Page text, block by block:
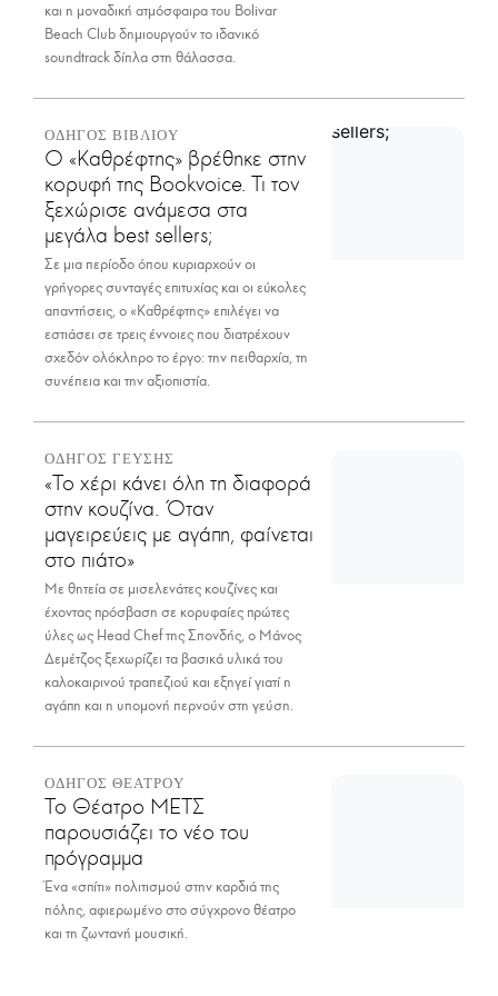
και η μοναδική ατμόσφαιρα του Bolivar
Beach Club δημιουργούν το ιδανικό
soundtrack δίπλα στη θάλασσα.
ΟΔΗΓΟΣ ΒΙΒΛΙΟΥ
Ο «Καθρέφτης» βρέθηκε στην
κορυφή της Bookvoice. Τι τον
ξεχώρισε ανάμεσα στα
μεγάλα best sellers;
Σε μια περίοδο όπου κυριαρχούν οι
γρήγορες συνταγές επιτυχίας και οι εύκολες
απαντήσεις, ο «Καθρέφτης» επιλέγει να
εστιάσει σε τρεις έννοιες που διατρέχουν
σχεδόν ολόκληρο το έργο: την πειθαρχία, τη
συνέπεια και την αξιοπιστία.
ΟΔΗΓΟΣ ΓΕΥΣΗΣ
«Το χέρι κάνει όλη τη διαφορά
στην κουζίνα. Όταν
μαγειρεύεις με αγάπη, φαίνεται
στο πιάτο»
Με θητεία σε μισελενάτες κουζίνες και
έχοντας πρόσβαση σε κορυφαίες πρώτες
ύλες ως Head Chef της Σπονδής, ο Μάνος
Δεμέτζος ξεχωρίζει τα βασικά υλικά του
καλοκαιρινού τραπεζιού και εξηγεί γιατί η
αγάπη και η υπομονή περνούν στη γεύση.
ΟΔΗΓΟΣ ΘΕΑΤΡΟΥ
Το Θέατρο ΜΕΤΣ
παρουσιάζει το νέο του
πρόγραμμα
Ένα «σπίτι» πολιτισμού στην καρδιά της
πόλης, αφιερωμένο στο σύγχρονο θέατρο
και τη ζωντανή μουσική.